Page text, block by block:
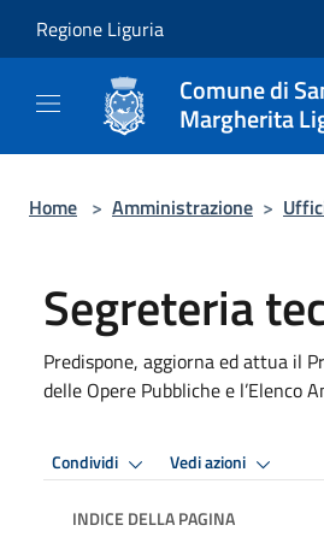
Regione Liguria
Comune di
Margherita
Home > Amministrazione >
Segreteria
Predispone, aggiorna ed attua il
delle Opere Pubbliche e l’Elenco
Condividi Vedi azioni
INDICE DELLA PAGINA